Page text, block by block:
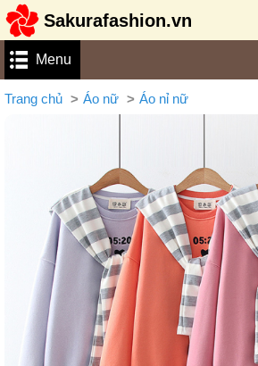
Sakurafashion.vn
Menu
Trang chủ Áo nữ Áo nỉ nữ